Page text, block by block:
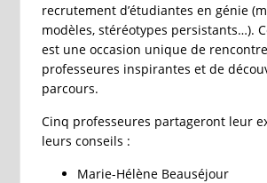
recrutement d’étudiantes en génie
modèles, stéréotypes persistants…).
est une occasion unique de
professeures inspirantes et de
parcours.
Cinq professeures partageront leur
leurs conseils :
Marie-Hélène Beauséjour